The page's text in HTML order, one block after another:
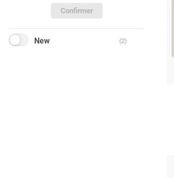
Confirmer
New (2)